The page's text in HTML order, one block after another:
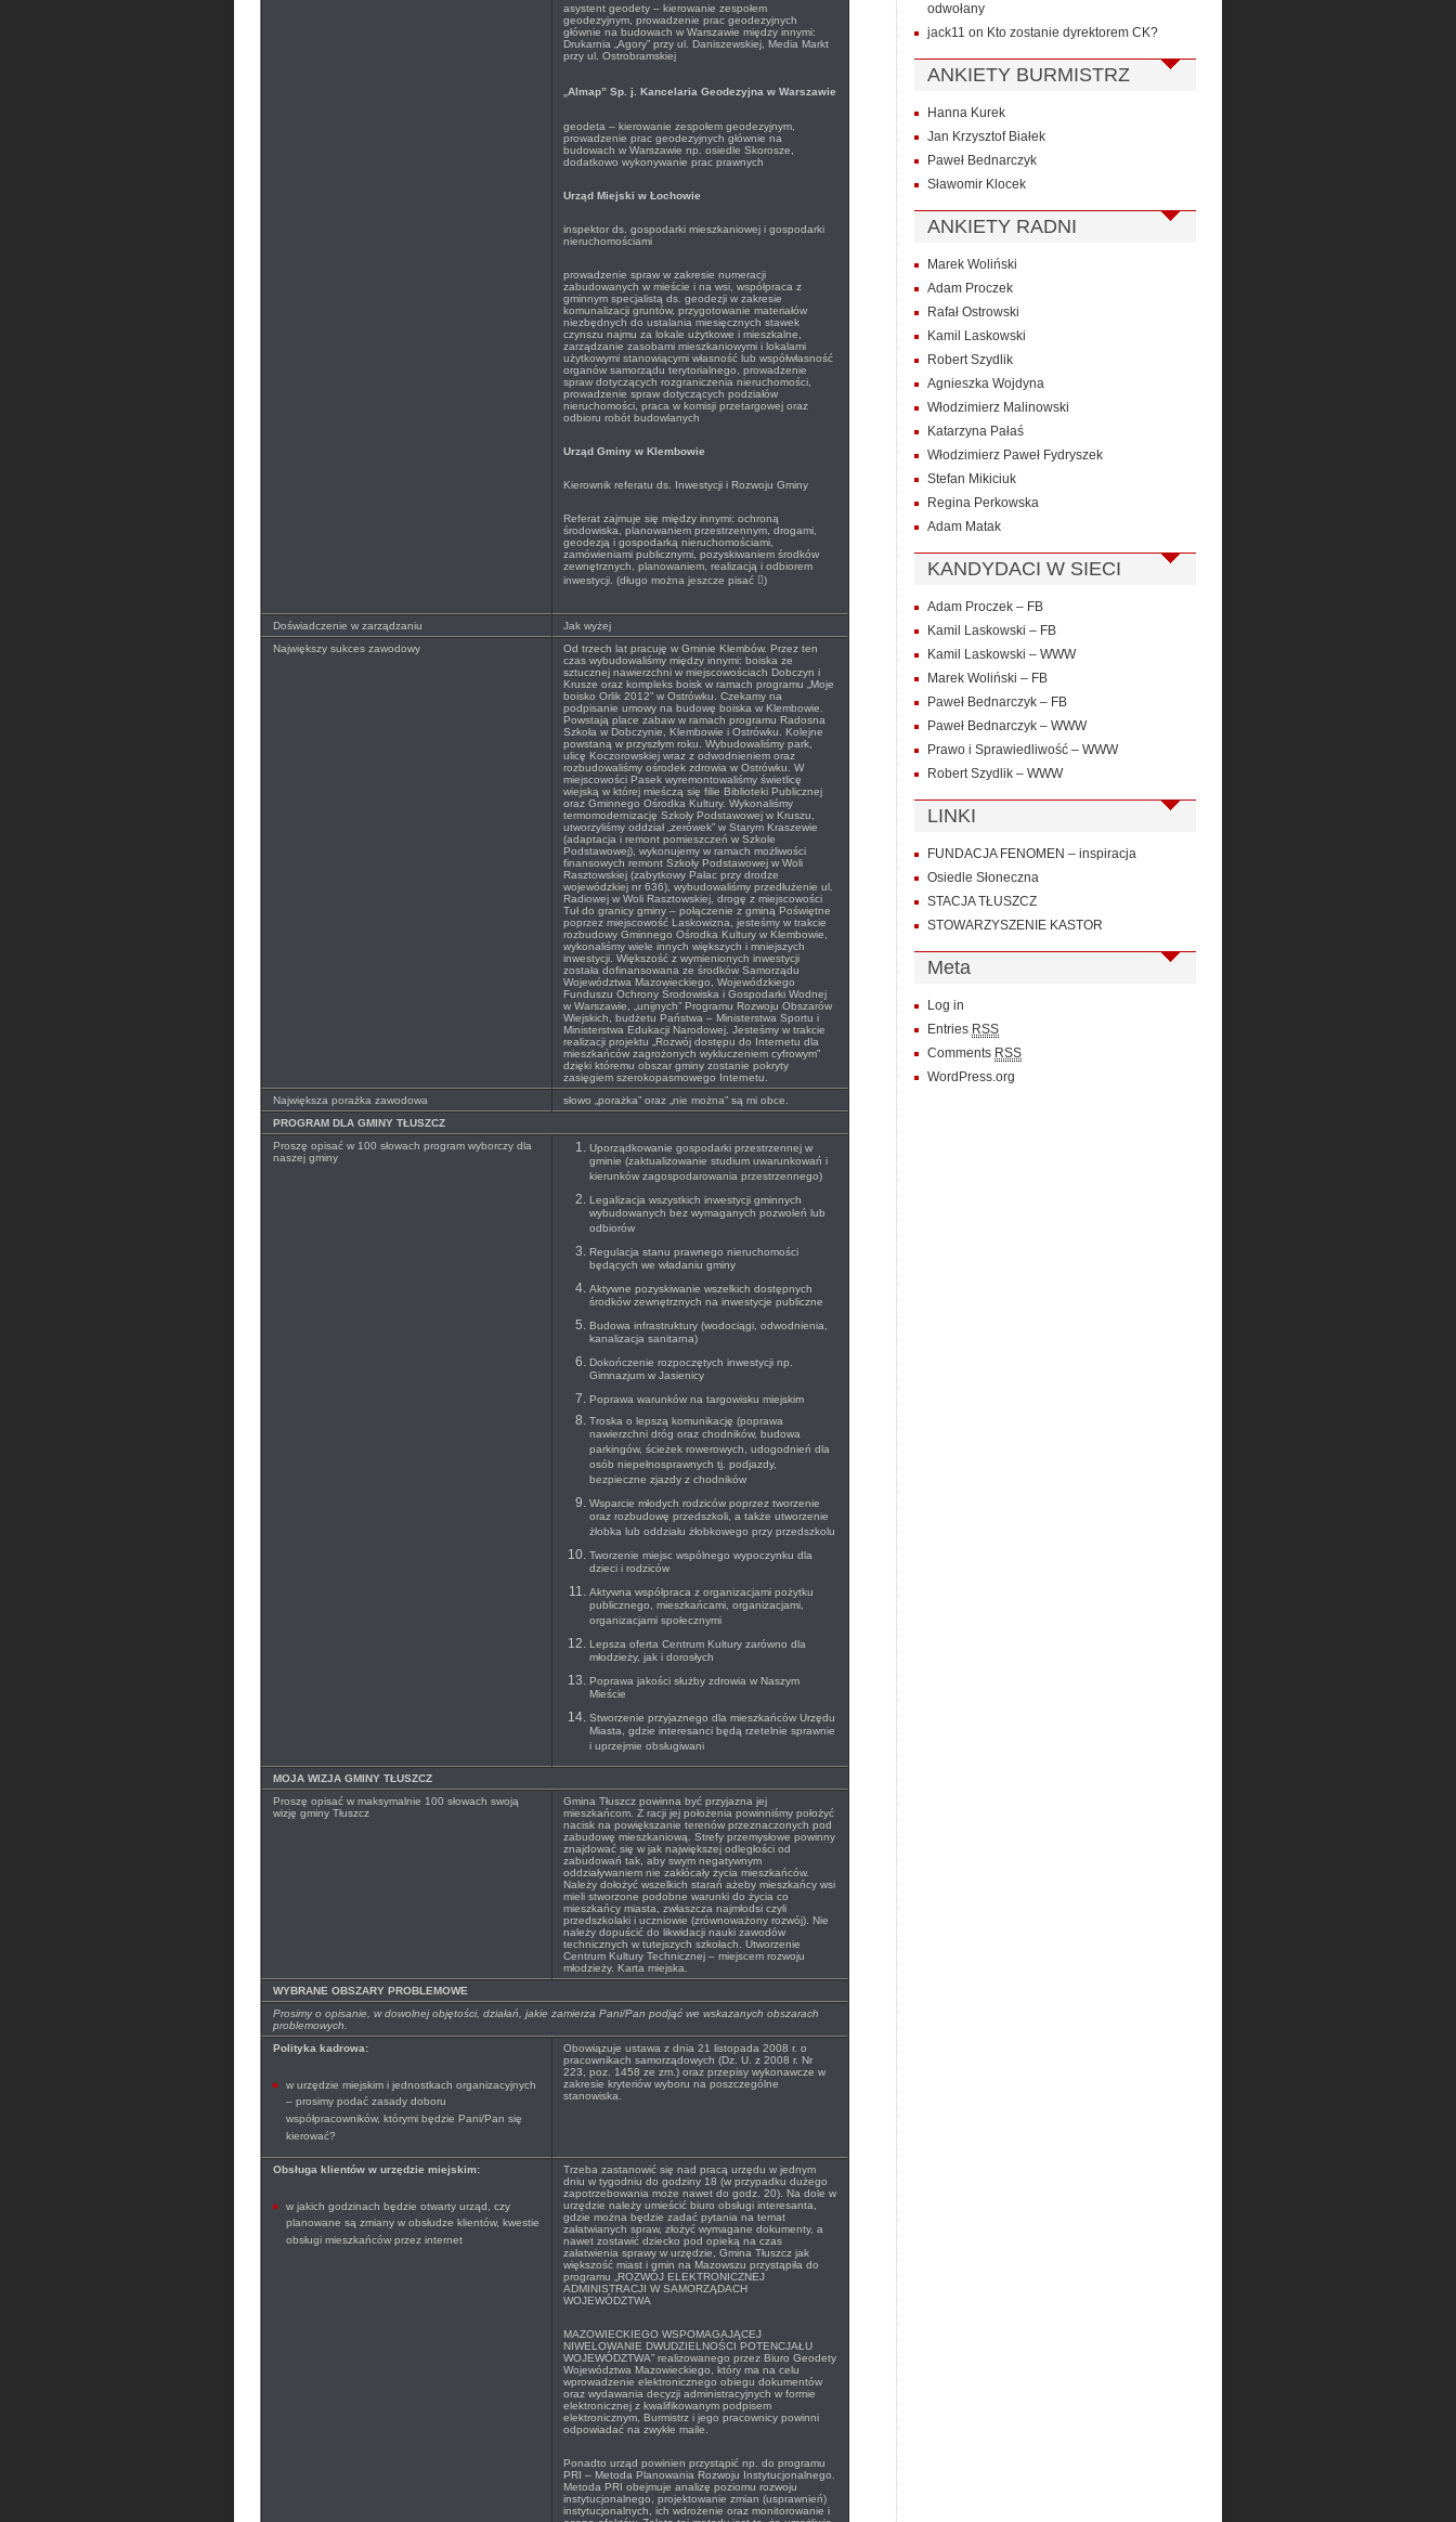
asystent geodety – kierowanie zespołem
geodezyjnym, prowadzenie prac geodezyjnych
głównie na budowach w Warszawie między innymi:
Drukarnia „Agory” przy ul. Daniszewskiej, Media Markt
przy ul. Ostrobramskiej
„Almap” Sp. j. Kancelaria Geodezyjna w Warszawie
geodeta – kierowanie zespołem geodezyjnym,
prowadzenie prac geodezyjnych głównie na
budowach w Warszawie np. osiedle Skorosze,
dodatkowo wykonywanie prac prawnych
Urząd Miejski w Łochowie
inspektor ds. gospodarki mieszkaniowej i gospodarki
nieruchomościami
prowadzenie spraw w zakresie numeracji
zabudowanych w mieście i na wsi, współpraca z
gminnym specjalistą ds. geodezji w zakresie
komunalizacji gruntów, przygotowanie materiałów
niezbędnych do ustalania miesięcznych stawek
czynszu najmu za lokale użytkowe i mieszkalne,
zarządzanie zasobami mieszkaniowymi i lokalami
użytkowymi stanowiącymi własność lub współwłasność
organów samorządu terytorialnego, prowadzenie
spraw dotyczących rozgraniczenia nieruchomości,
prowadzenie spraw dotyczących podziałów
nieruchomości, praca w komisji przetargowej oraz
odbioru robót budowlanych
Urząd Gminy w Klembowie
Kierownik referatu ds. Inwestycji i Rozwoju Gminy
Referat zajmuje się między innymi: ochroną
środowiska, planowaniem przestrzennym, drogami,
geodezją i gospodarką nieruchomościami,
zamówieniami publicznymi, pozyskiwaniem środków
zewnętrznych, planowaniem, realizacją i odbiorem
inwestycji. (długo można jeszcze pisać )
Doświadczenie w zarządzaniu
Jak wyżej
Największy sukces zawodowy
Od trzech lat pracuję w Gminie Klembów. Przez ten
czas wybudowaliśmy między innymi: boiska ze
sztucznej nawierzchni w miejscowościach Dobczyn i
Krusze oraz kompleks boisk w ramach programu „Moje
boisko Orlik 2012” w Ostrówku. Czekamy na
podpisanie umowy na budowę boiska w Klembowie.
Powstają place zabaw w ramach programu Radosna
Szkoła w Dobczynie, Klembowie i Ostrówku. Kolejne
powstaną w przyszłym roku. Wybudowaliśmy park,
ulicę Koczorowskiej wraz z odwodnieniem oraz
rozbudowaliśmy ośrodek zdrowia w Ostrówku. W
miejscowości Pasek wyremontowaliśmy świetlicę
wiejską w której mieśczą się filie Biblioteki Publicznej
oraz Gminnego Ośrodka Kultury. Wykonaliśmy
termomodernizację Szkoły Podstawowej w Kruszu,
utworzyliśmy oddział „zerówek” w Starym Kraszewie
(adaptacja i remont pomieszczeń w Szkole
Podstawowej), wykonujemy w ramach możliwości
finansowych remont Szkoły Podstawowej w Woli
Rasztowskiej (zabytkowy Pałac przy drodze
wojewódzkiej nr 636), wybudowaliśmy przedłużenie ul.
Radiowej w Woli Rasztowskiej, drogę z miejscowości
Tuł do granicy gminy – połączenie z gminą Poświętne
poprzez miejscowość Laskowizna, jesteśmy w trakcie
rozbudowy Gminnego Ośrodka Kultury w Klembowie,
wykonaliśmy wiele innych większych i mniejszych
inwestycji. Większość z wymienionych inwestycji
została dofinansowana ze środków Samorządu
Województwa Mazowieckiego, Wojewódzkiego
Funduszu Ochrony Środowiska i Gospodarki Wodnej
w Warszawie, „unijnych” Programu Rozwoju Obszarów
Wiejskich, budżetu Państwa – Ministerstwa Sportu i
Ministerstwa Edukacji Narodowej. Jesteśmy w trakcie
realizacji projektu „Rozwój dostępu do Internetu dla
mieszkańców zagrożonych wykluczeniem cyfrowym”
dzięki któremu obszar gminy zostanie pokryty
zasięgiem szerokopasmowego Internetu.
Największa porażka zawodowa
słowo „porażka” oraz „nie można” są mi obce.
PROGRAM DLA GMINY TŁUSZCZ
Proszę opisać w 100 słowach program wyborczy dla
naszej gminy
Uporządkowanie gospodarki przestrzennej w
gminie (zaktualizowanie studium uwarunkowań i
kierunków zagospodarowania przestrzennego)
Legalizacja wszystkich inwestycji gminnych
wybudowanych bez wymaganych pozwoleń lub
odbiorów
Regulacja stanu prawnego nieruchomości
będących we władaniu gminy
Aktywne pozyskiwanie wszelkich dostępnych
środków zewnętrznych na inwestycje publiczne
Budowa infrastruktury (wodociągi, odwodnienia,
kanalizacja sanitarna)
Dokończenie rozpoczętych inwestycji np.
Gimnazjum w Jasienicy
Poprawa warunków na targowisku miejskim
Troska o lepszą komunikację (poprawa
nawierzchni dróg oraz chodników, budowa
parkingów, ścieżek rowerowych, udogodnień dla
osób niepełnosprawnych tj. podjazdy,
bezpieczne zjazdy z chodników
Wsparcie młodych rodziców poprzez tworzenie
oraz rozbudowę przedszkoli, a także utworzenie
żłobka lub oddziału żłobkowego przy przedszkolu
Tworzenie miejsc wspólnego wypoczynku dla
dzieci i rodziców
Aktywna współpraca z organizacjami pożytku
publicznego, mieszkańcami, organizacjami,
organizacjami społecznymi
Lepsza oferta Centrum Kultury zarówno dla
młodzieży, jak i dorosłych
Poprawa jakości służby zdrowia w Naszym
Mieście
Stworzenie przyjaznego dla mieszkańców Urzędu
Miasta, gdzie interesanci będą rzetelnie sprawnie
i uprzejmie obsługiwani
MOJA WIZJA GMINY TŁUSZCZ
Proszę opisać w maksymalnie 100 słowach swoją
wizję gminy Tłuszcz
Gmina Tłuszcz powinna być przyjazna jej
mieszkańcom. Z racji jej położenia powinniśmy położyć
nacisk na powiększanie terenów przeznaczonych pod
zabudowę mieszkaniową. Strefy przemysłowe powinny
znajdować się w jak największej odległości od
zabudowań tak, aby swym negatywnym
oddziaływaniem nie zakłócały życia mieszkańców.
Należy dołożyć wszelkich starań ażeby mieszkańcy wsi
mieli stworzone podobne warunki do życia co
mieszkańcy miasta, zwłaszcza najmłodsi czyli
przedszkolaki i uczniowie (zrównoważony rozwój). Nie
należy dopuścić do likwidacji nauki zawodów
technicznych w tutejszych szkołach. Utworzenie
Centrum Kultury Technicznej – miejscem rozwoju
młodzieży. Karta miejska.
WYBRANE OBSZARY PROBLEMOWE
Prosimy o opisanie, w dowolnej objętości, działań, jakie zamierza Pani/Pan podjąć we wskazanych obszarach
problemowych.
Polityka kadrowa:
w urzędzie miejskim i jednostkach organizacyjnych
– prosimy podać zasady doboru
współpracowników, którymi będzie Pani/Pan się
kierować?
Obowiązuje ustawa z dnia 21 listopada 2008 r. o
pracownikach samorządowych (Dz. U. z 2008 r. Nr
223, poz. 1458 ze zm.) oraz przepisy wykonawcze w
zakresie kryteriów wyboru na poszczególne
stanowiska.
Obsługa klientów w urzędzie miejskim:
w jakich godzinach będzie otwarty urząd, czy
planowane są zmiany w obsłudze klientów, kwestie
obsługi mieszkańców przez internet
Trzeba zastanowić się nad pracą urzędu w jednym
dniu w tygodniu do godziny 18 (w przypadku dużego
zapotrzebowania może nawet do godz. 20). Na dole w
urzędzie należy umieścić biuro obsługi interesanta,
gdzie można będzie zadać pytania na temat
załatwianych spraw, złożyć wymagane dokumenty, a
nawet zostawić dziecko pod opieką na czas
załatwienia sprawy w urzędzie, Gmina Tłuszcz jak
większość miast i gmin na Mazowszu przystąpiła do
programu „ ROZWÓJ ELEKTRONICZNEJ
ADMINISTRACJI W SAMORZĄDACH
WOJEWÓDZTWA
MAZOWIECKIEGO WSPOMAGAJĄCEJ
NIWELOWANIE DWUDZIELNOŚCI POTENCJAŁU
WOJEWÓDZTWA” realizowanego przez Biuro Geodety
Województwa Mazowieckiego, który ma na celu
wprowadzenie elektronicznego obiegu dokumentów
oraz wydawania decyzji administracyjnych w formie
elektronicznej z kwalifikowanym podpisem
elektronicznym, Burmistrz i jego pracownicy powinni
odpowiadać na zwykłe maile.
Ponadto urząd powinien przystąpić np. do programu
PRI – Metoda Planowania Rozwoju Instytucjonalnego.
Metoda PRI obejmuje analizę poziomu rozwoju
instytucjonalnego, projektowanie zmian (usprawnień)
instytucjonalnych, ich wdrożenie oraz monitorowanie i
odwołany
jack11 on Kto zostanie dyrektorem CK?
ANKIETY BURMISTRZ
Hanna Kurek
Jan Krzysztof Białek
Paweł Bednarczyk
Sławomir Klocek
ANKIETY RADNI
Marek Woliński
Adam Proczek
Rafał Ostrowski
Kamil Laskowski
Robert Szydlik
Agnieszka Wojdyna
Włodzimierz Malinowski
Katarzyna Pałaś
Włodzimierz Paweł Fydryszek
Stefan Mikiciuk
Regina Perkowska
Adam Matak
KANDYDACI W SIECI
Adam Proczek – FB
Kamil Laskowski – FB
Kamil Laskowski – WWW
Marek Woliński – FB
Paweł Bednarczyk – FB
Paweł Bednarczyk – WWW
Prawo i Sprawiedliwość – WWW
Robert Szydlik – WWW
LINKI
FUNDACJA FENOMEN – inspiracja
Osiedle Słoneczna
STACJA TŁUSZCZ
STOWARZYSZENIE KASTOR
Meta
Log in
Entries RSS
Comments RSS
WordPress.org